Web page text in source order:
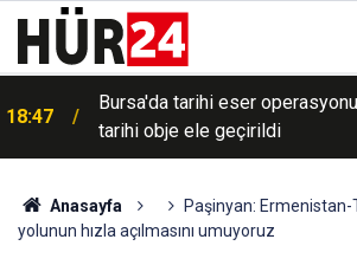
18:47
Bursa'da tarihi eser
tarihi obje ele geçirildi
Anasayfa
Paşinyan:
yolunun hızla açılmasını umuyoruz